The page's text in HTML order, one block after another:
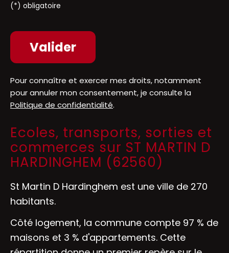
(*) obligatoire
Pour connaître et exercer mes droits, notamment
pour annuler mon consentement, je consulte la
Politique de confidentialité.
Ecoles, transports, sorties et
commerces sur ST MARTIN D
HARDINGHEM (62560)
St Martin D Hardinghem est une ville de 270
habitants.
Côté logement, la commune compte 97 % de
maisons et 3 % d'appartements. Cette